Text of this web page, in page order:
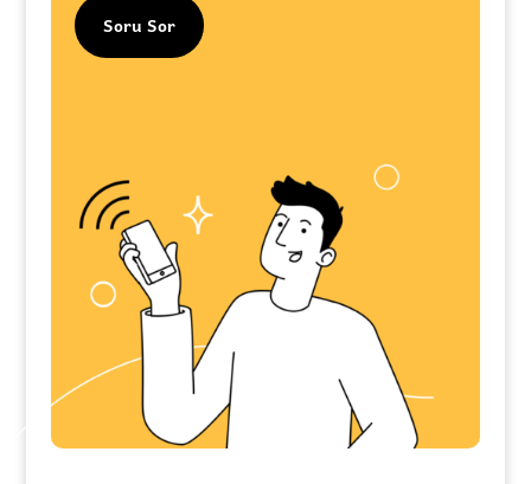
Soru Sor